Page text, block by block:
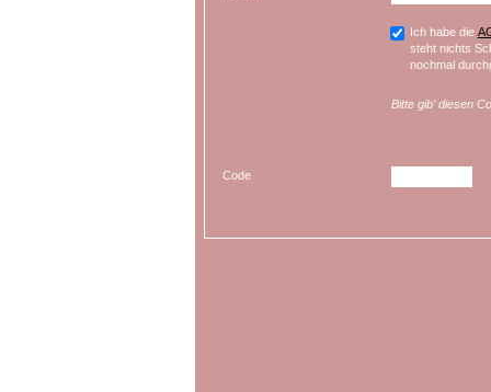
Ich habe die
steht nichts
nochmal
Bitte gib’ diesen
Code